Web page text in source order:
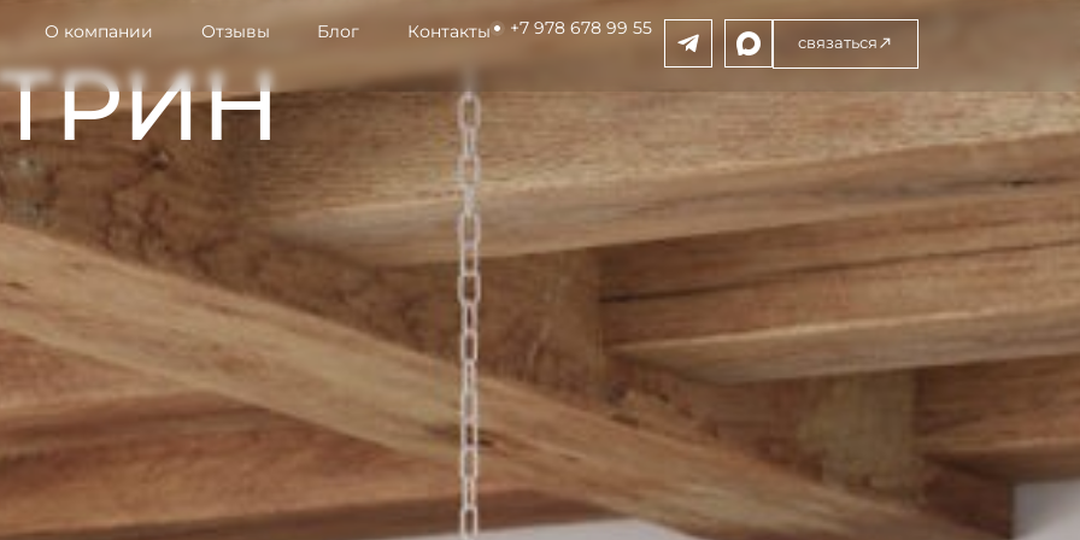
О компании Отзывы Блог Контакты +7 978 678 99 55
cвязаться